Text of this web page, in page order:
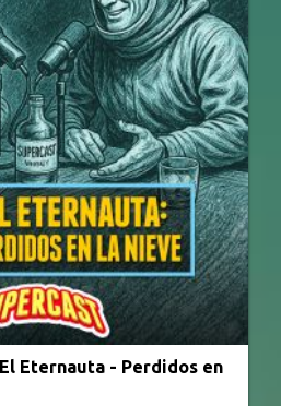
El Eternauta - Perdidos en